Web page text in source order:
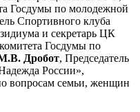
Госдумы по молодежной
Спортивного клуба
и секретарь ЦК
Госдумы по
Дробот, Председатель
России»,
вопросам семьи, женщин